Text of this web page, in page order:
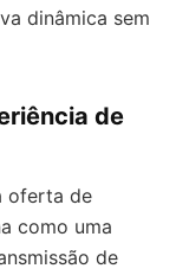
dinâmica sem
de
oferta de
como uma
de